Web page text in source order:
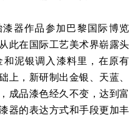
漆器作品参加巴黎国际博览
此在国际工艺美术界崭露头
和泥银调入漆料里，在原有
上，新研制出金银、天蓝、
成品漆色经久不变，达到富
器的表达方式和手段更加丰